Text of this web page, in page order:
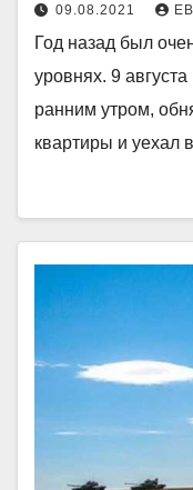
09.08.2021
Год назад был
уровнях. 9
ранним утром,
квартиры и уехал